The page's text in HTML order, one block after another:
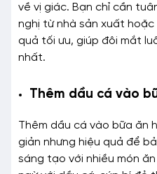
về vị giác. Bạn chỉ cần
nghị từ nhà sản xuất
quả tối ưu, giúp đôi mắt
nhất.
Thêm dầu cá vào
Thêm dầu cá vào bữa ăn
giản nhưng hiệu quả để
sáng tạo với nhiều món